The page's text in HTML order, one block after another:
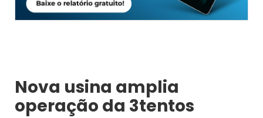
Nova usina amplia
operação da 3tentos